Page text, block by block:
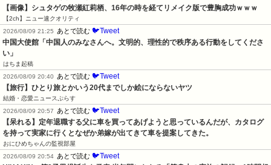
【画像】シュタゲの牧瀬紅莉栖、16年の時を経てリメイク版で豊胸成功ｗｗｗ
【2ch】ニュー速クオリティ
2026/08/09 21:25
あとで読む 🐦Tweet
中国大使館「中国人のみなさんへ。文明的、理性的で秩序ある行動をしてくださ
い」
はちま起稿
2026/08/09 20:40
あとで読む 🐦Tweet
【旅行】ひとり旅とかいう20代までしか絵にならないヤツ
結婚・恋愛ニュースぷらす
2026/08/09 20:57
あとで読む 🐦Tweet
【呆れる】定年退職する父に車を買ってあげようと思っているんだが、カタログ
を持って実家に行くとなぜか弟嫁が出てきて車を提案してきた。
おにひめちゃんの監視部屋
2026/08/09 20:54 あとで読む 🐦Tweet